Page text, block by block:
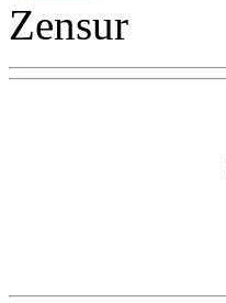
Zensur